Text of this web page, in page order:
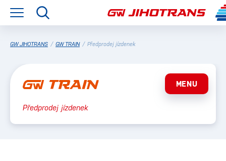
GW JIHOTRANS / GW TRAIN/ Předprodej jízdenek
Předprodej jízdenek
MENU